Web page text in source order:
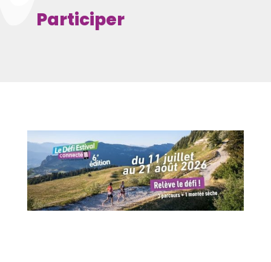
Participer